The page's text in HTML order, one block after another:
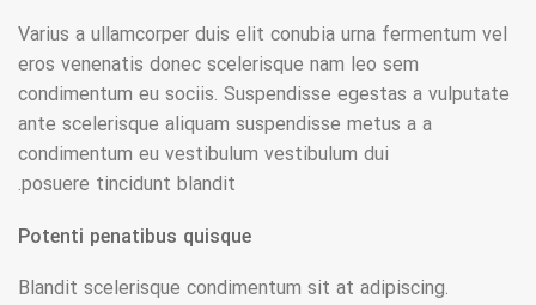
Varius a ullamcorper duis elit conubia urna fermentum vel
eros venenatis donec scelerisque nam leo sem
condimentum eu sociis. Suspendisse egestas a vulputate
ante scelerisque aliquam suspendisse metus a a
condimentum eu vestibulum vestibulum dui
posuere tincidunt blandit.
Potenti penatibus quisque
Blandit scelerisque condimentum sit at adipiscing.